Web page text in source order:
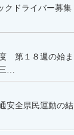
クドライバー募集
第１８週の始ま
…
安全県民運動の結